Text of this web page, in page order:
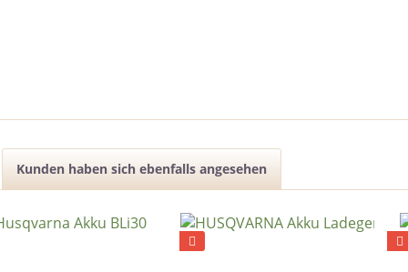
Kunden haben sich ebenfalls angesehen